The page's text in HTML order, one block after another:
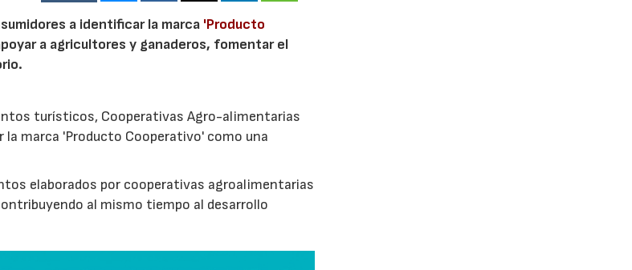
a identificar la marca 'Producto
a agricultores y ganaderos, fomentar el
turísticos, Cooperativas Agro-alimentarias
la marca 'Producto Cooperativo' como una
elaborados por cooperativas agroalimentarias
al mismo tiempo al desarrollo